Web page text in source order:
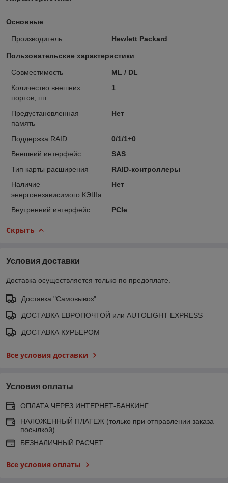
Основные
Производитель Hewlett Packard
Пользовательские характеристики
Совместимость
ML / DL
Количество внешних
портов, шт.
1
Предустановленная
память
Нет
Поддержка RAID
0/1/1+0
Внешний интерфейс
SAS
Тип карты расширения
RAID-контроллеры
Наличие
энергонезависимого КЭШа
Нет
Внутренний интерфейс PCIe
Скрыть
Условия доставки
Доставка осуществляется только по предоплате.
Доставка "Самовывоз"
ДОСТАВКА ЕВРОПОЧТОЙ или AUTOLIGHT EXPRESS
ДОСТАВКА КУРЬЕРОМ
Все условия доставки
Условия оплаты
ОПЛАТА ЧЕРЕЗ ИНТЕРНЕТ-БАНКИНГ
НАЛОЖЕННЫЙ ПЛАТЕЖ (только при отправлении заказа
посылкой)
БЕЗНАЛИЧНЫЙ РАСЧЕТ
Все условия оплаты